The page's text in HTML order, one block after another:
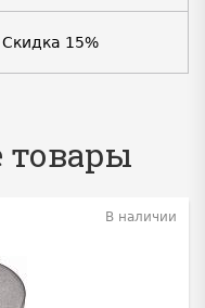
Скидка 15%
В наличии